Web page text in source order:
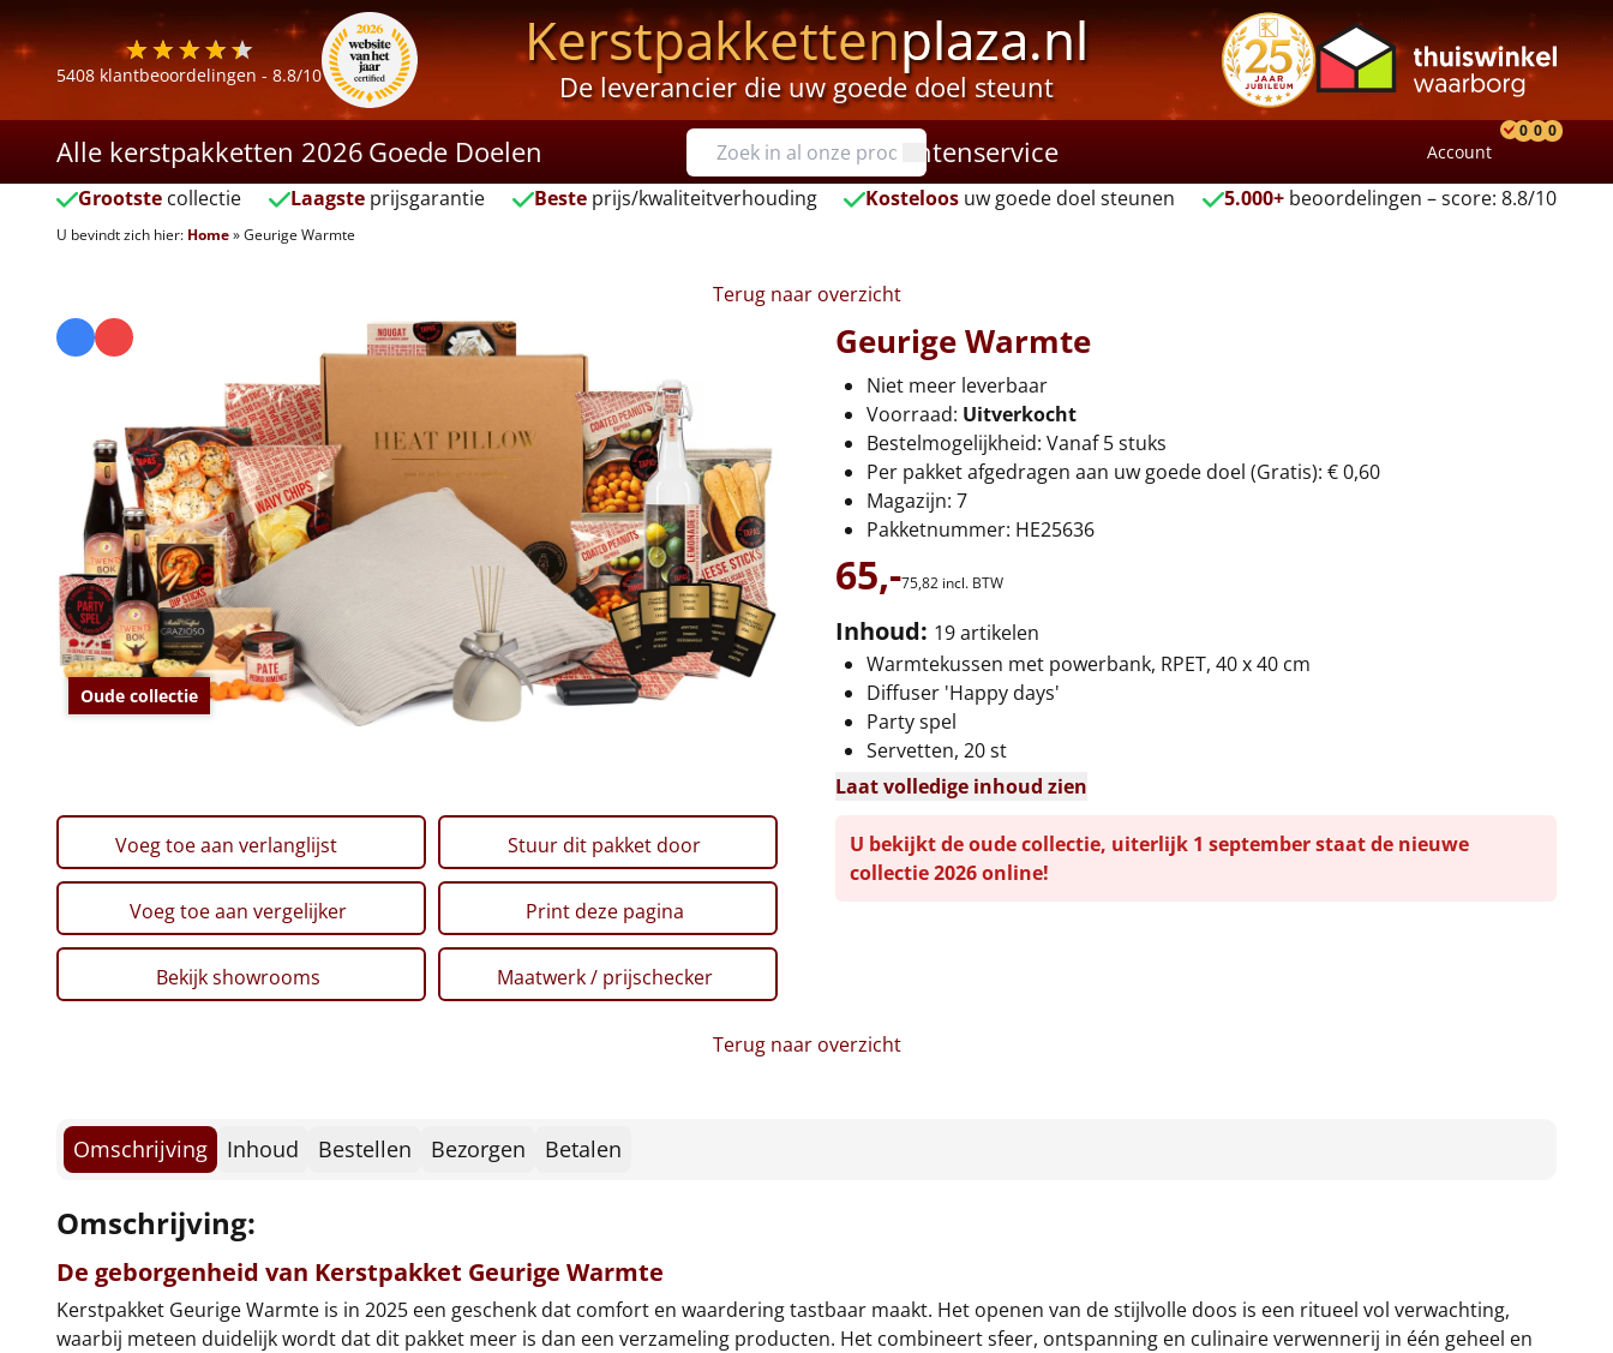
5408 klantbeoordelingen - 8.8/10 Kerstpakkettenplaza.nl
De leverancier die uw goede doel steunt
Alle kerstpakketten 2026 Goede Doelen Klantenservice Account
0 0 0
Grootste collectie Laagsteprijsgarantie Besteprijs/kwaliteitverhouding Kosteloos uw goede doel steunen 5.000+ beoordelingen – score: 8.8/10
U bevindt zich hier: Home»Geurige Warmte
Terug naar overzicht
Oude collectie
Geurige Warmte
Niet meer leverbaar
Voorraad: Uitverkocht
Bestelmogelijkheid: Vanaf 5 stuks
Per pakket afgedragen aan uw goede doel (Gratis): € 0,60
Magazijn: 7
Pakketnummer: HE25636
65,-75,82 incl. BTW
Inhoud: 19 artikelen
Warmtekussen met powerbank, RPET, 40 x 40 cm
Diffuser 'Happy days'
Party spel
Servetten, 20 st
Laat volledige inhoud zien
Voeg toe aan verlanglijst Stuur dit pakket door
Voeg toe aan vergelijker Print deze pagina
Bekijk showrooms Maatwerk / prijschecker
U bekijkt de oude collectie, uiterlijk 1 september staat de nieuwe
collectie 2026 online!
Terug naar overzicht
Omschrijving Inhoud Bestellen Bezorgen Betalen
Omschrijving:
De geborgenheid van Kerstpakket Geurige Warmte
Kerstpakket Geurige Warmte is in 2025 een geschenk dat comfort en waardering tastbaar maakt. Het openen van de stijlvolle doos is een ritueel vol verwachting,
waarbij meteen duidelijk wordt dat dit pakket meer is dan een verzameling producten. Het combineert sfeer, ontspanning en culinaire verwennerij in één geheel en